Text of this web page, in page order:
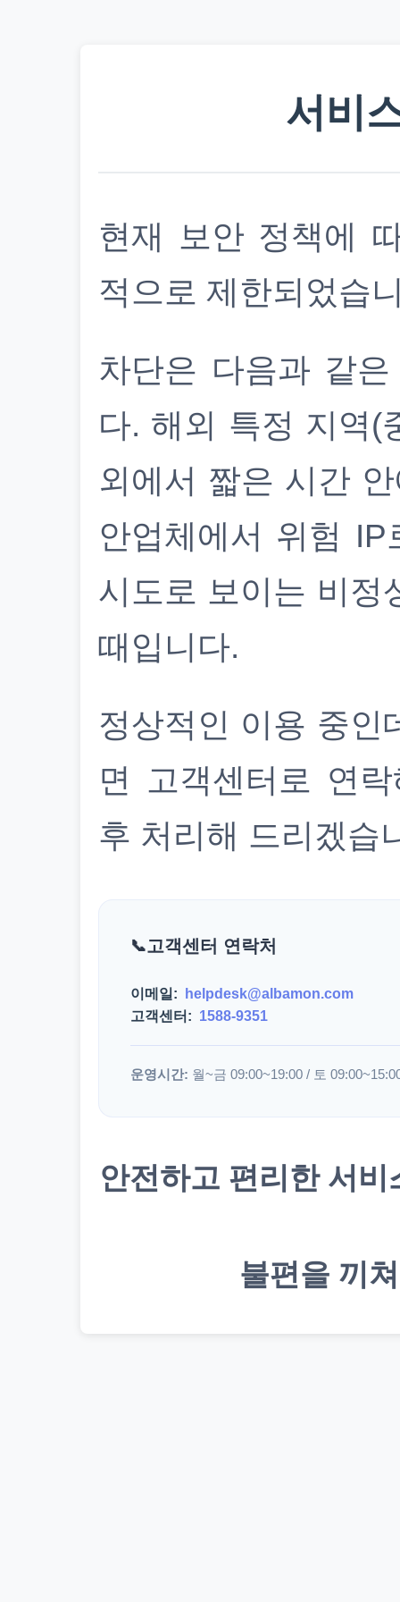
서비
현재 보안 정책에
적으로 제한되었습
차단은 다음과 같
다. 해외 특정 지역(
외에서 짧은 시간
안업체에서 위험
시도로 보이는 비정
때입니다.
정상적인 이용 중인
면 고객센터로 연
후 처리해 드리겠습
고객센터 연락처
이메일:
helpdesk@albamon.com
고객센터: 1588-9351
운영시간: 월~금 09:00~19:00 / 토
안전하고 편리한 서
불편을 끼